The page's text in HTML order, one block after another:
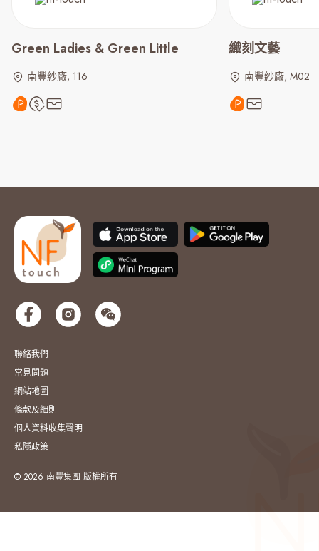
Green Ladies & Green Little
南豐紗廠, 116
織刻文藝
南豐紗廠, M02
聯絡我們
常見問題
網站地圖
條款及細則
個人資料收集聲明
私隱政策
© 2026 南豐集團 版權所有